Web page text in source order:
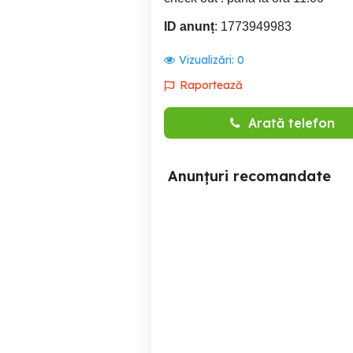
ID anunț: 1773949983
Vizualizări: 0
Raportează
Arată telefon
Anunțuri recomandate